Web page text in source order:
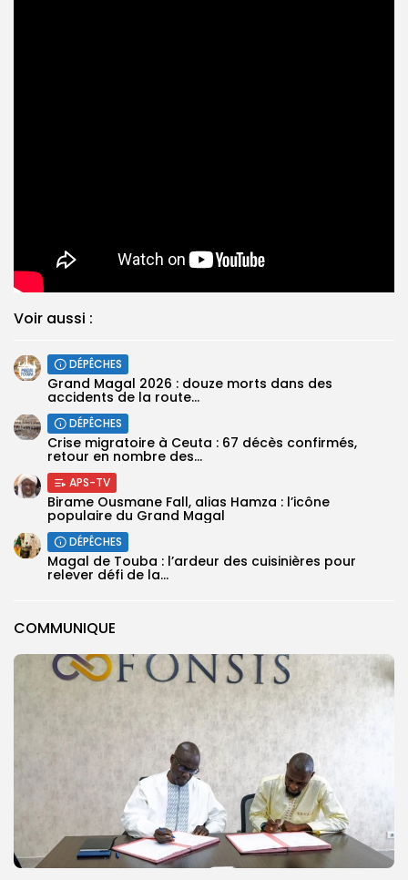
COMMUNIQUE
Voir aussi :
DÉPÊCHES
Grand Magal 2026 : douze morts dans des
accidents de la route...
DÉPÊCHES
Crise migratoire à Ceuta : 67 décès confirmés,
retour en nombre des...
APS-TV
Birame Ousmane Fall, alias Hamza : l’icône
populaire du Grand Magal
DÉPÊCHES
Magal de Touba : l’ardeur des cuisinières pour
relever défi de la...